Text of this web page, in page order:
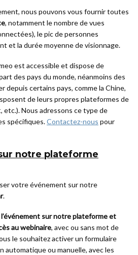
nous pouvons vous fournir toutes
, notamment le nombre de vues
le pic de personnes
et la durée moyenne de visionnage.
est accessible et dispose de
des pays du monde, néanmoins des
depuis certains pays, comme la Chine,
de leurs propres plateformes de
etc.). Nous adressons ce type de
spécifiques.Contactez-nous pour
notre plateforme
votre événement sur notre
.
sur notre plateforme et
au webinaire, avec ou sans mot de
le souhaitez activer un formulaire
automatique ou manuelle, avec les